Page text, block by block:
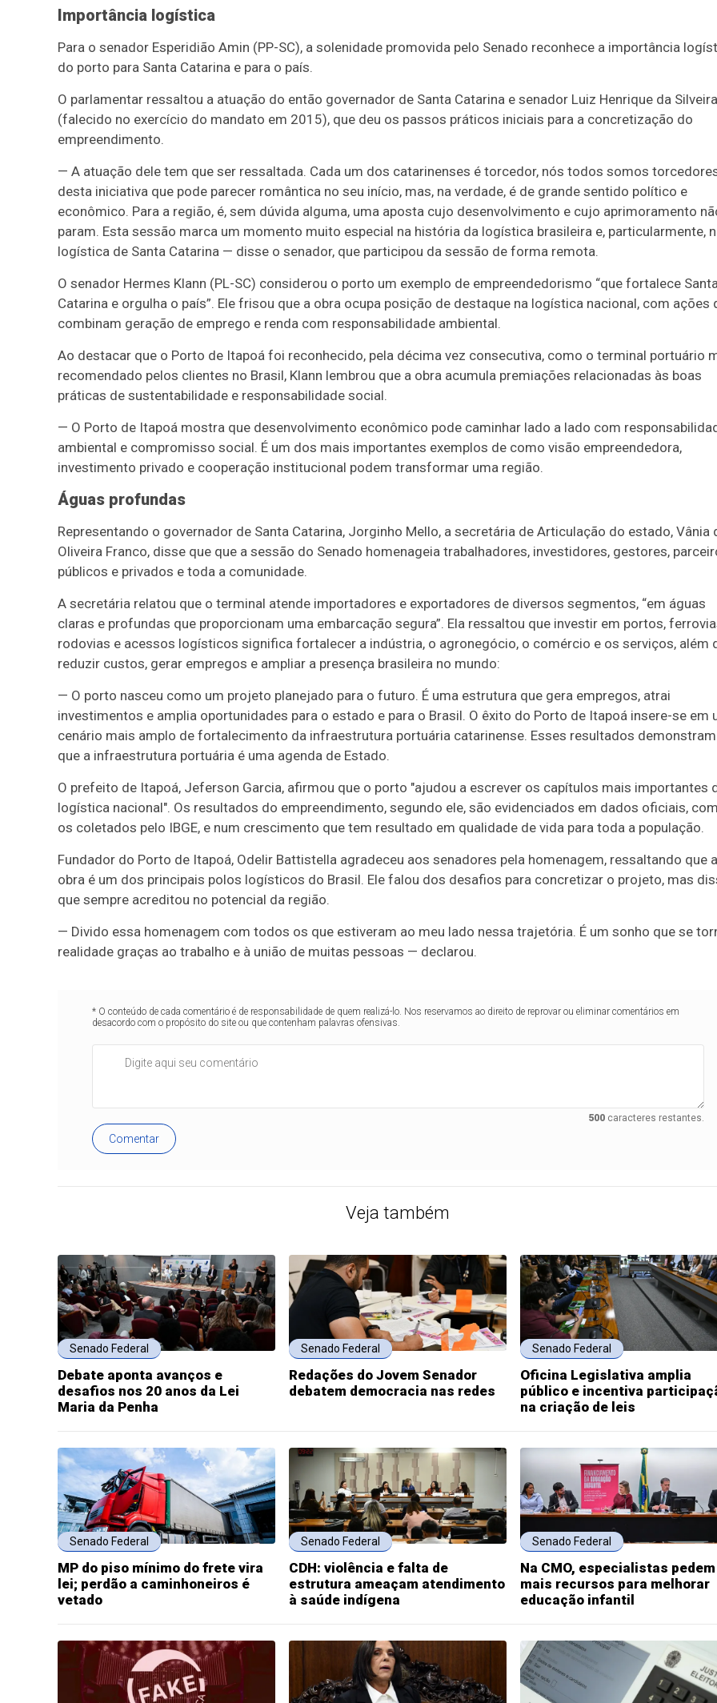
Importância logística
Para o senador Esperidião Amin (PP-SC), a solenidade promovida pelo Senado reconhece a importância
do porto para Santa Catarina e para o país.
O parlamentar ressaltou a atuação do então governador de Santa Catarina e senador Luiz Henrique da Silveira
(falecido no exercício do mandato em 2015), que deu os passos práticos iniciais para a concretização do
empreendimento.
— A atuação dele tem que ser ressaltada. Cada um dos catarinenses é torcedor, nós todos somos
desta iniciativa que pode parecer romântica no seu início, mas, na verdade, é de grande sentido político e
econômico. Para a região, é, sem dúvida alguma, uma aposta cujo desenvolvimento e cujo aprimoramento
param. Esta sessão marca um momento muito especial na história da logística brasileira e, particularmente,
logística de Santa Catarina — disse o senador, que participou da sessão de forma remota.
O senador Hermes Klann (PL-SC) considerou o porto um exemplo de empreendedorismo “que fortalece
Catarina e orgulha o país”. Ele frisou que a obra ocupa posição de destaque na logística nacional, com ações
combinam geração de emprego e renda com responsabilidade ambiental.
Ao destacar que o Porto de Itapoá foi reconhecido, pela décima vez consecutiva, como o terminal portuário
recomendado pelos clientes no Brasil, Klann lembrou que a obra acumula premiações relacionadas às boas
práticas de sustentabilidade e responsabilidade social.
— O Porto de Itapoá mostra que desenvolvimento econômico pode caminhar lado a lado com
ambiental e compromisso social. É um dos mais importantes exemplos de como visão empreendedora,
investimento privado e cooperação institucional podem transformar uma região.
Águas profundas
Representando o governador de Santa Catarina, Jorginho Mello, a secretária de Articulação do estado, Vânia
Oliveira Franco, disse que que a sessão do Senado homenageia trabalhadores, investidores, gestores,
públicos e privados e toda a comunidade.
A secretária relatou que o terminal atende importadores e exportadores de diversos segmentos, “em águas
claras e profundas que proporcionam uma embarcação segura”. Ela ressaltou que investir em portos,
rodovias e acessos logísticos significa fortalecer a indústria, o agronegócio, o comércio e os serviços, além
reduzir custos, gerar empregos e ampliar a presença brasileira no mundo:
— O porto nasceu como um projeto planejado para o futuro. É uma estrutura que gera empregos, atrai
investimentos e amplia oportunidades para o estado e para o Brasil. O êxito do Porto de Itapoá insere-se em
cenário mais amplo de fortalecimento da infraestrutura portuária catarinense. Esses resultados demonstram
que a infraestrutura portuária é uma agenda de Estado.
O prefeito de Itapoá, Jeferson Garcia, afirmou que o porto "ajudou a escrever os capítulos mais importantes
logística nacional". Os resultados do empreendimento, segundo ele, são evidenciados em dados oficiais,
os coletados pelo IBGE, e num crescimento que tem resultado em qualidade de vida para toda a população.
Fundador do Porto de Itapoá, Odelir Battistella agradeceu aos senadores pela homenagem, ressaltando que a
obra é um dos principais polos logísticos do Brasil. Ele falou dos desafios para concretizar o projeto, mas
que sempre acreditou no potencial da região.
— Divido essa homenagem com todos os que estiveram ao meu lado nessa trajetória. É um sonho que se
realidade graças ao trabalho e à união de muitas pessoas — declarou.
* O conteúdo de cada comentário é de responsabilidade de quem realizá-lo. Nos reservamos ao direito de reprovar ou eliminar comentários em
desacordo com o propósito do site ou que contenham palavras ofensivas.
500caracteres restantes.
Comentar
Veja também
Senado Federal
Debate aponta avanços e
desafios nos 20 anos da Lei
Maria da Penha
Senado Federal
Redações do Jovem Senador
debatem democracia nas redes
Senado Federal
Oficina Legislativa amplia
público e incentiva
na criação de leis
Senado Federal
MP do piso mínimo do frete vira
lei; perdão a caminhoneiros é
vetado
Senado Federal
CDH: violência e falta de
estrutura ameaçam atendimento
à saúde indígena
Senado Federal
Na CMO, especialistas pedem
mais recursos para melhorar
educação infantil